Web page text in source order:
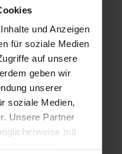
und Anzeigen
für soziale Medien
auf unsere
geben wir
unserer
soziale Medien,
Unsere Partner
mit